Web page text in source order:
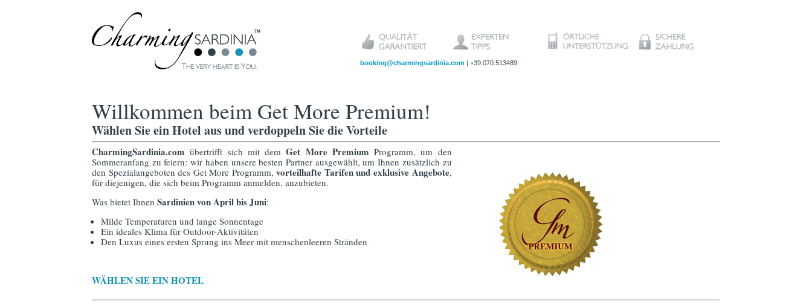
booking@charmingsardinia.com | +39.070.513489
Willkommen beim Get More Premium!
Wählen Sie ein Hotel aus und verdoppeln Sie die Vorteile
CharmingSardinia.com übertrifft sich mit demGet More Premium Programm, um den
Sommeranfang zu feiern: wir haben unsere besten Partner ausgewählt, um Ihnen zusätzlich zu
den Spezialangeboten des Get More Programm,vorteilhafte Tarifen und exklusive Angebote,
für diejenigen, die sich beim Programm anmelden, anzubieten.
Was bietet Ihnen Sardinien von April bis Juni:
Milde Temperaturen und lange Sonnentage
Ein ideales Klima für Outdoor-Aktivitäten
Den Luxus eines ersten Sprung ins Meer mit menschenleeren Stränden
WÄHLEN SIE EIN HOTEL